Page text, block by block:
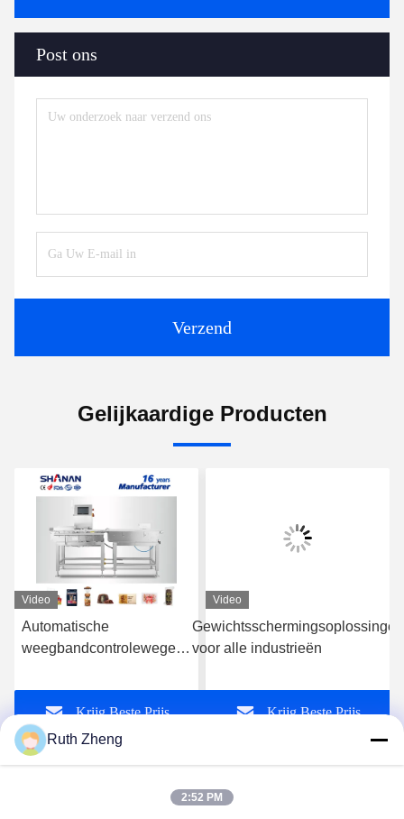
Post ons
Verzend
Gelijkaardige Producten
Video
Automatische
weegbandcontroleweger
voedselverpakkingen
Krijg Beste Prijs
Video
Gewichtsschermingsoplossingen
voor alle industrieën
Krijg Beste Prijs
Ruth Zheng
2:52 PM